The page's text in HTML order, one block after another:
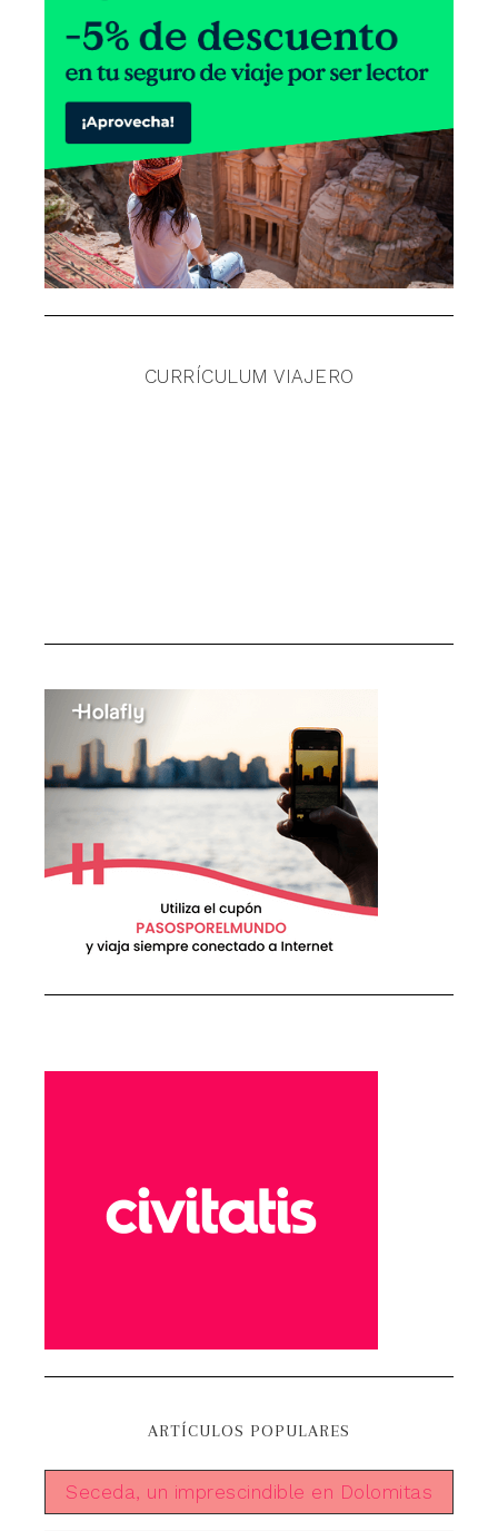
CURRÍCULUM VIAJERO
ARTÍCULOS POPULARES
Seceda, un imprescindible en Dolomitas